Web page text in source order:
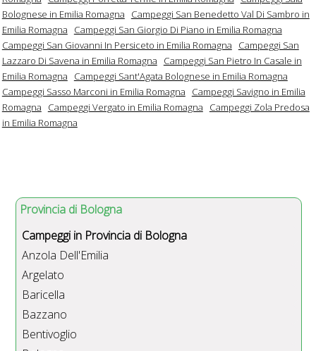
Bolognese in Emilia Romagna
Campeggi San Benedetto Val Di Sambro in
Emilia Romagna
Campeggi San Giorgio Di Piano in Emilia Romagna
Campeggi San Giovanni In Persiceto in Emilia Romagna
Campeggi San
Lazzaro Di Savena in Emilia Romagna
Campeggi San Pietro In Casale in
Emilia Romagna
Campeggi Sant'Agata Bolognese in Emilia Romagna
Campeggi Sasso Marconi in Emilia Romagna
Campeggi Savigno in Emilia
Romagna
Campeggi Vergato in Emilia Romagna
Campeggi Zola Predosa
in Emilia Romagna
Provincia di Bologna
Campeggi in Provincia di Bologna
Anzola Dell'Emilia
Argelato
Baricella
Bazzano
Bentivoglio